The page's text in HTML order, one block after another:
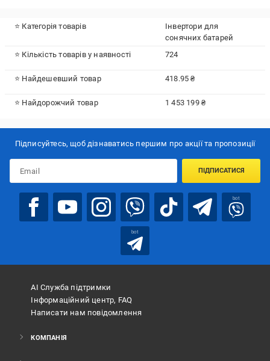
⭐ Категорія товарів
Інвертори для
сонячних батарей
⭐ Кількість товарів у наявності
724
⭐ Найдешевший товар 418.95 ₴
⭐ Найдорожчий товар 1 453 199 ₴
Підписуйтесь, щоб дізнаватись першим про акції та пропозиції
ПІДПИСАТИСЯ
bot
bot
АІ Служба підтримки
Інформаційний центр, FAQ
Написати нам повідомлення
КОМПАНІЯ